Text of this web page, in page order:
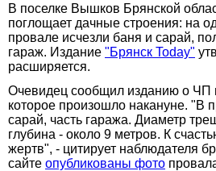
В поселке Вышков Брянской
поглощает дачные строения: на
провале исчезли баня и сарай,
гараж. Издание "Брянск Today"
расширяется.
Очевидец сообщил изданию о ЧП
которое произошло накануне. "В
сарай, часть гаража. Диаметр
глубина - около 9 метров. К
жертв", - цитирует наблюдателя
сайте опубликованы фото